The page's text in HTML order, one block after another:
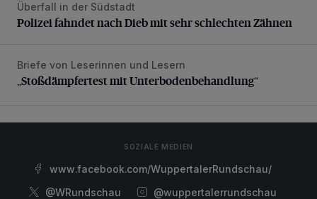
Polizei fahndet nach Dieb mit sehr schlechten Zähnen
Überfall in der Südstadt
Polizei fahndet nach Dieb mit sehr schlechten Zähnen
„Stoßdämpfertest mit Unterbodenbehandlung“
Briefe von Leserinnen und Lesern
„Stoßdämpfertest mit Unterbodenbehandlung“
SOZIALE MEDIEN
www.facebook.com/WuppertalerRundschau/
@WRundschau
@wuppertalerrundschau